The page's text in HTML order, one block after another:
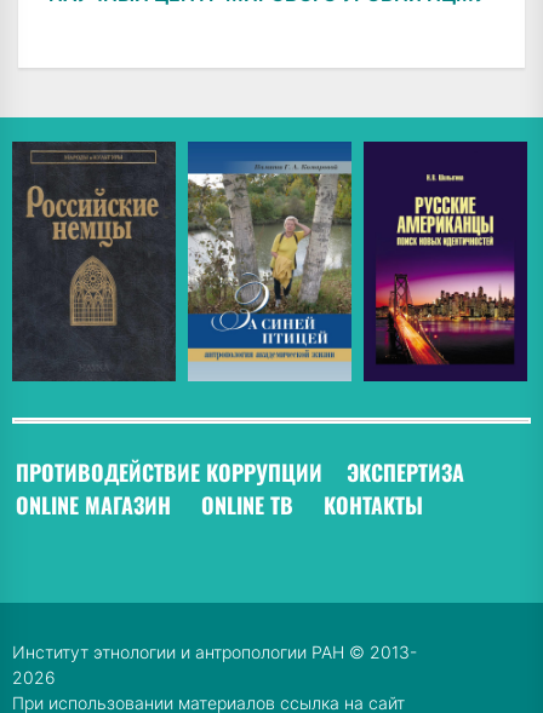
ПРОТИВОДЕЙСТВИЕ КОРРУПЦИИ ЭКСПЕРТИЗА
ONLINE МАГАЗИН
ONLINE ТВ КОНТАКТЫ
Институт этнологии и антропологии РАН © 2013-
2026
При использовании материалов ссылка на сайт